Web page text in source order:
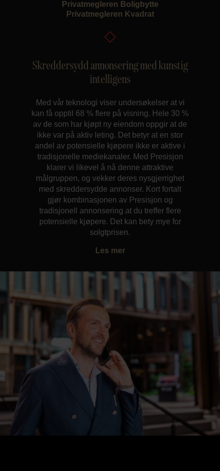
Privatmegleren Boligbytte
Privatmegleren Kvadrat
Skreddersydd annonsering med kunstig
intelligens
Med vår teknologi viser undersøkelser at vi
kan få opptil 68 % flere på visning. Hele 30 %
av de som har kjøpt ny eiendom oppgir at de
ikke var på aktiv leting. Det betyr at en stor
andel av potensielle kjøpere ikke er aktive i
tradisjonelle mediekanaler. Med Presisjon
klarer vi likevel å nå denne attraktive
målgruppen, og vekker deres nysgjerrighet
med skreddersydde annonser. Kort fortalt
gjør kombinasjonen av Presisjon og
tradisjonell annonsering at du treffer flere
potensielle kjøpere. Det kan bety mye for
solgtprisen.
Les mer